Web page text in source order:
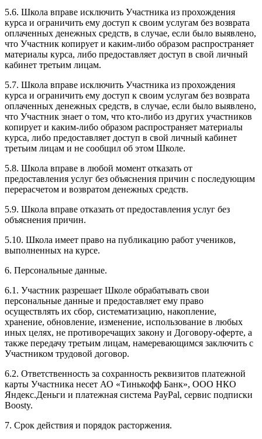
5.6. Школа вправе исключить Участника из прохождения
курса и ограничить ему доступ к своим услугам без возврата
оплаченных денежных средств, в случае, если было выявлено,
что Участник копирует и каким-либо образом распространяет
материалы курса, либо предоставляет доступ в свой личный
кабинет третьим лицам.
5.7. Школа вправе исключить Участника из прохождения
курса и ограничить ему доступ к своим услугам без возврата
оплаченных денежных средств, в случае, если было выявлено,
что Участник знает о том, что кто-либо из других участников
копирует и каким-либо образом распространяет материалы
курса, либо предоставляет доступ в свой личный кабинет
третьим лицам и не сообщил об этом Школе.
5.8. Школа вправе в любой момент отказать от
предоставления услуг без объяснения причин с последующим
перерасчетом и возвратом денежных средств.
5.9. Школа вправе отказать от предоставления услуг без
объяснения причин.
5.10. Школа имеет право на публикацию работ учеников,
выполненных на курсе.
6. Персональные данные.
6.1. Участник разрешает Школе обрабатывать свои
персональные данные и предоставляет ему право
осуществлять их сбор, систематизацию, накопление,
хранение, обновление, изменение, использование в любых
иных целях, не противоречащих закону и Договору-оферте, а
также передачу третьим лицам, намеревающимся заключить с
Участником трудовой договор.
6.2. Ответственность за сохранность реквизитов платежной
карты Участника несет АО «Тинькофф Банк», ООО НКО
Яндекс.Деньги и платежная система PayPal, сервис подписки
Boosty.
7. Срок действия и порядок расторжения.